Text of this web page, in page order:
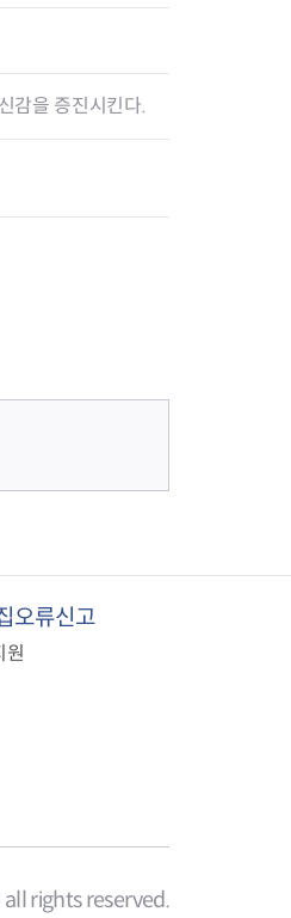
감을 증진시킨다.
오류신고
원
rights reserved.